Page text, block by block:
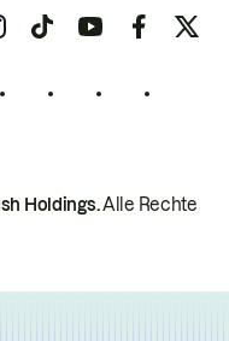
Holdings.Alle Rechte